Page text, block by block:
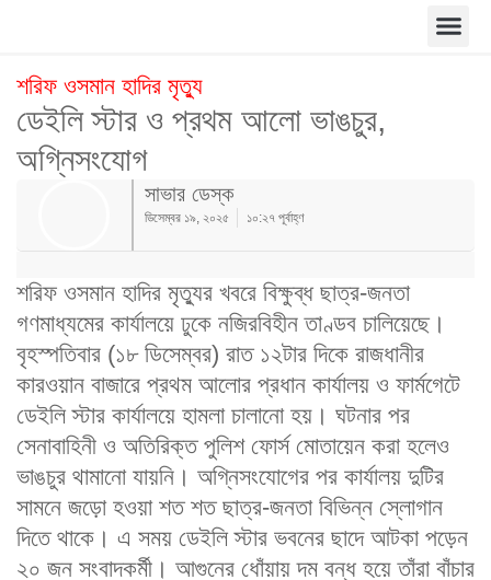
শরিফ ওসমান হাদির মৃত্যু
ডেইলি স্টার ও প্রথম আলো ভাঙচুর,
অগ্নিসংযোগ
সাভার ডেস্ক
ডিসেম্বর ১৯, ২০২৫ ১০:২৭ পূর্বাহ্ণ
শরিফ ওসমান হাদির মৃত্যুর খবরে বিক্ষুব্ধ ছাত্র-জনতা
গণমাধ্যমের কার্যালয়ে ঢুকে নজিরবিহীন তাণ্ডব চালিয়েছে।
বৃহস্পতিবার (১৮ ডিসেম্বর) রাত ১২টার দিকে রাজধানীর
কারওয়ান বাজারে প্রথম আলোর প্রধান কার্যালয় ও ফার্মগেটে
ডেইলি স্টার কার্যালয়ে হামলা চালানো হয়। ঘটনার পর
সেনাবাহিনী ও অতিরিক্ত পুলিশ ফোর্স মোতায়েন করা হলেও
ভাঙচুর থামানো যায়নি। অগ্নিসংযোগের পর কার্যালয় দুটির
সামনে জড়ো হওয়া শত শত ছাত্র-জনতা বিভিন্ন স্লোগান
দিতে থাকে। এ সময় ডেইলি স্টার ভবনের ছাদে আটকা পড়েন
২০ জন সংবাদকর্মী। আগুনের ধোঁয়ায় দম বন্ধ হয়ে তাঁরা বাঁচার